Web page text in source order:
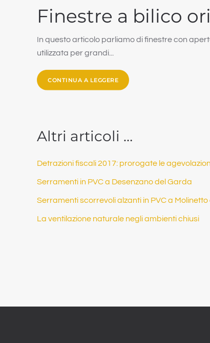
Finestre a bilico
In questo articolo parliamo di finestre con
utilizzata per grandi...
CONTINUA A LEGGERE
Altri articoli …
Detrazioni fiscali 2017: prorogate le
Serramenti in PVC a Desenzano del Garda
Serramenti scorrevoli alzanti in PVC a Molinetto
La ventilazione naturale negli ambienti chiusi